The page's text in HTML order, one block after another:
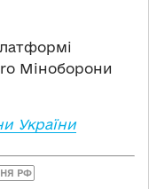
Міноборони
України
РФ